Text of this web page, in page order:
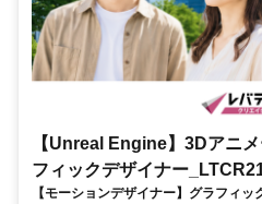
【Unreal Engine】3Dアニ
フィックデザイナー
【モーションデザイナー】グラフィ